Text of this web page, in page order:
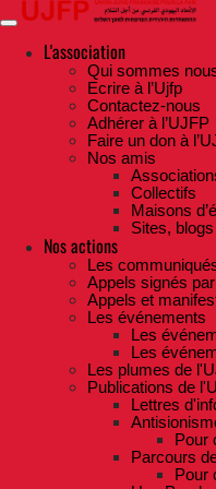
Skip
to
contentL'association
Qui sommes
Ecrire à l’Ujfp
Contactez-nous
Adhérer à l’UJFP
Faire un don à
Nos amis
Collectifs
Maisons
Sites, blogs
Nos actions
Les
Appels signés
Appels et
Les événements
Les
Les
Les plumes de
Publications de
Lettres
Pour
Parcours
Pour